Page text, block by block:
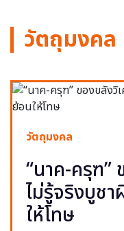
วัตถุมงคล
วัตถุมงคล
“นาค-ครุฑ
ไม่รู้จริงบูชา
ให้โทษ